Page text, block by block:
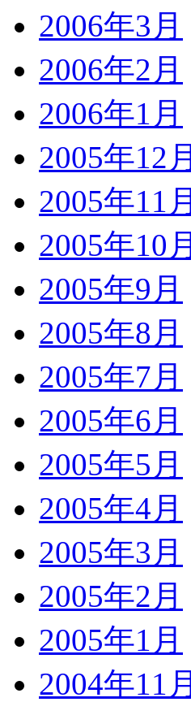
2006年3月
2006年2月
2006年1月
2005年12月
2005年11月
2005年10月
2005年9月
2005年8月
2005年7月
2005年6月
2005年5月
2005年4月
2005年3月
2005年2月
2005年1月
2004年11月